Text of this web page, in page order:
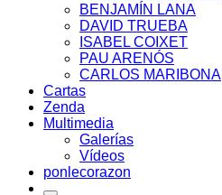
BENJAMÍN LANA
DAVID TRUEBA
ISABEL COIXET
PAU ARENÓS
CARLOS MARIBONA
Cartas
Zenda
Multimedia
Galerías
Vídeos
ponlecorazon